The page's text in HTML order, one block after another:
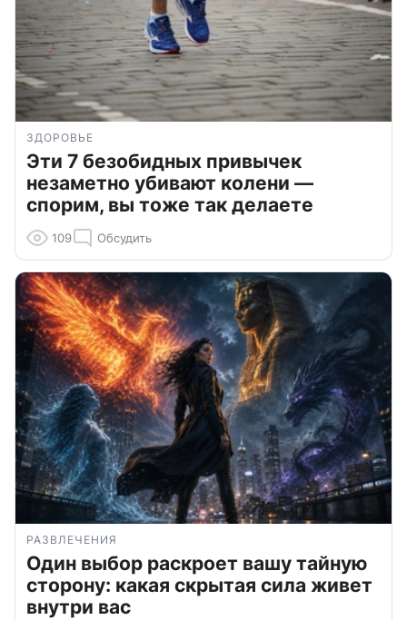
ЗДОРОВЬЕ
Эти 7 безобидных привычек
незаметно убивают колени —
спорим, вы тоже так делаете
109 Обсудить
РАЗВЛЕЧЕНИЯ
Один выбор раскроет вашу тайную
сторону: какая скрытая сила живет
внутри вас